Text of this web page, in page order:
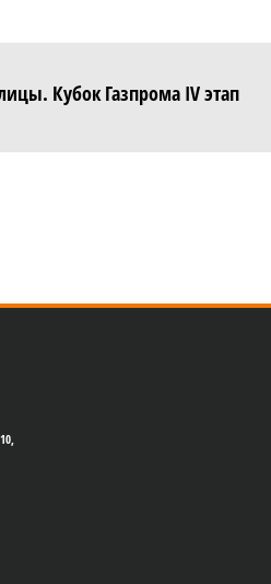
Кубок Газпрома IV этап